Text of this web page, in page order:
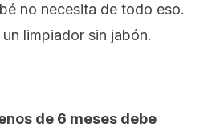
no necesita de todo eso.
limpiador sin jabón.
de 6 meses debe